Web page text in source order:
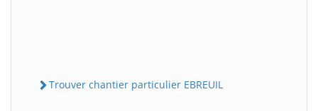
Trouver chantier particulier EBREUIL